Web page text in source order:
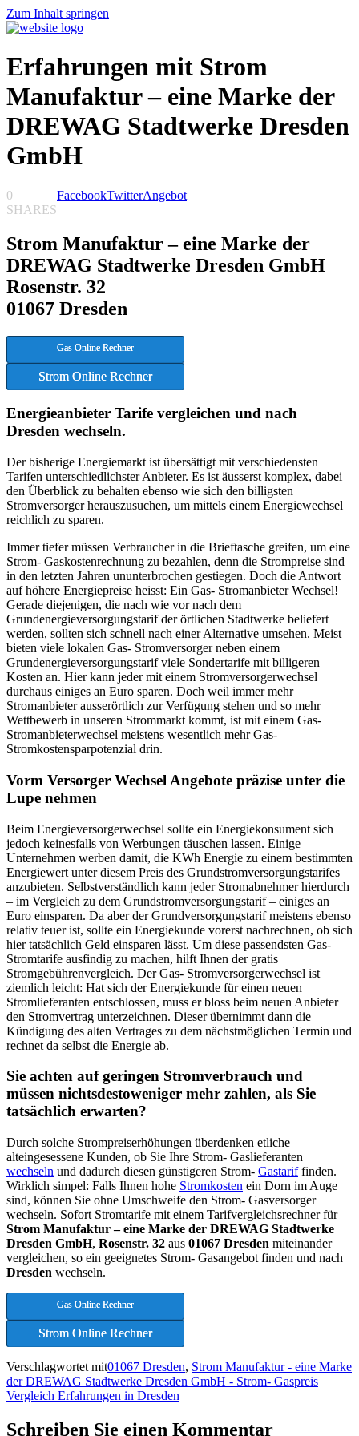
Zum Inhalt springen
Erfahrungen mit Strom
Manufaktur – eine Marke der
DREWAG Stadtwerke Dresden
GmbH
0
SHARES
FacebookTwitterAngebot
Strom Manufaktur – eine Marke der
DREWAG Stadtwerke Dresden GmbH
Rosenstr. 32
01067 Dresden
Gas Online Rechner
Strom Online Rechner
Energieanbieter Tarife vergleichen und nach
Dresden wechseln.
Der bisherige Energiemarkt ist übersättigt mit verschiedensten
Tarifen unterschiedlichster Anbieter. Es ist äusserst komplex, dabei
den Überblick zu behalten ebenso wie sich den billigsten
Stromversorger herauszusuchen, um mittels einem Energiewechsel
reichlich zu sparen.
Immer tiefer müssen Verbraucher in die Brieftasche greifen, um eine
Strom- Gaskostenrechnung zu bezahlen, denn die Strompreise sind
in den letzten Jahren ununterbrochen gestiegen. Doch die Antwort
auf höhere Energiepreise heisst: Ein Gas- Stromanbieter Wechsel!
Gerade diejenigen, die nach wie vor nach dem
Grundenergieversorgungstarif der örtlichen Stadtwerke beliefert
werden, sollten sich schnell nach einer Alternative umsehen. Meist
bieten viele lokalen Gas- Stromversorger neben einem
Grundenergieversorgungstarif viele Sondertarife mit billigeren
Kosten an. Hier kann jeder mit einem Stromversorgerwechsel
durchaus einiges an Euro sparen. Doch weil immer mehr
Stromanbieter ausserörtlich zur Verfügung stehen und so mehr
Wettbewerb in unseren Strommarkt kommt, ist mit einem Gas-
Stromanbieterwechsel meistens wesentlich mehr Gas-
Stromkostensparpotenzial drin.
Vorm Versorger Wechsel Angebote präzise unter die
Lupe nehmen
Beim Energieversorgerwechsel sollte ein Energiekonsument sich
jedoch keinesfalls von Werbungen täuschen lassen. Einige
Unternehmen werben damit, die KWh Energie zu einem bestimmten
Energiewert unter diesem Preis des Grundstromversorgungstarifes
anzubieten. Selbstverständlich kann jeder Stromabnehmer hierdurch
– im Vergleich zu dem Grundstromversorgungstarif – einiges an
Euro einsparen. Da aber der Grundversorgungstarif meistens ebenso
relativ teuer ist, sollte ein Energiekunde vorerst nachrechnen, ob sich
hier tatsächlich Geld einsparen lässt. Um diese passendsten Gas-
Stromtarife ausfindig zu machen, hilft Ihnen der gratis
Stromgebührenvergleich. Der Gas- Stromversorgerwechsel ist
ziemlich leicht: Hat sich der Energiekunde für einen neuen
Stromlieferanten entschlossen, muss er bloss beim neuen Anbieter
den Stromvertrag unterzeichnen. Dieser übernimmt dann die
Kündigung des alten Vertrages zu dem nächstmöglichen Termin und
rechnet da selbst die Energie ab.
Sie achten auf geringen Stromverbrauch und
müssen nichtsdestoweniger mehr zahlen, als Sie
tatsächlich erwarten?
Durch solche Strompreiserhöhungen überdenken etliche
alteingesessene Kunden, ob Sie Ihre Strom- Gaslieferanten
wechseln und dadurch diesen günstigeren Strom- Gastariffinden.
Wirklich simpel: Falls Ihnen hohe Stromkosten ein Dorn im Auge
sind, können Sie ohne Umschweife den Strom- Gasversorger
wechseln. Sofort Stromtarife mit einem Tarifvergleichsrechner für
Strom Manufaktur – eine Marke der DREWAG Stadtwerke
Dresden GmbH, Rosenstr. 32 aus 01067 Dresden miteinander
vergleichen, so ein geeignetes Strom- Gasangebot finden und nach
Dresden wechseln.
Gas Online Rechner
Strom Online Rechner
Verschlagwortet mit01067 Dresden, Strom Manufaktur - eine Marke
der DREWAG Stadtwerke Dresden GmbH - Strom- Gaspreis
Vergleich Erfahrungen in Dresden
Schreiben Sie einen Kommentar